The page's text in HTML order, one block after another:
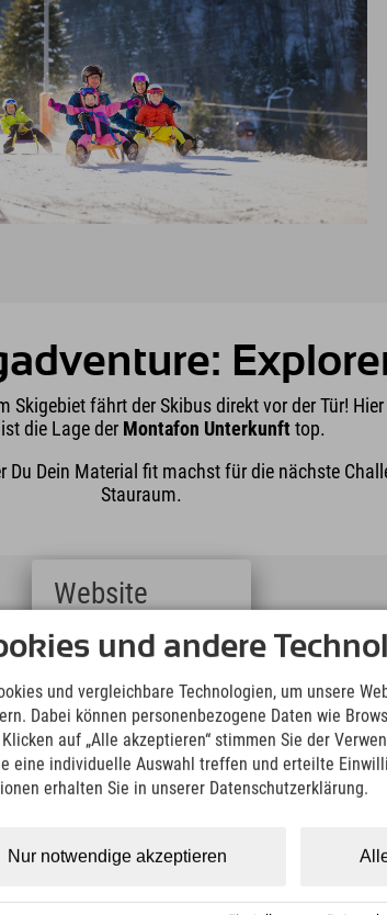
fährt der Skibus direkt vor der Tür!
die Lage der Montafon Unterkunft top.
Du Dein Material fit machst für die nächste
Stauraum.
Hotel
und andere
und vergleichbare Technologien, um unsere
Dabei können personenbezogene Daten wie
auf „Alle akzeptieren“ stimmen Sie der
eine individuelle Auswahl treffen und erteilte
erhalten Sie in unserer Datenschutzerklärung.
Nur notwendige akzeptieren
Website
Deutsch
(German)
English
(English)
Italiano
(Italian)
Čeština
(Czech)
Magyar
Nederlands